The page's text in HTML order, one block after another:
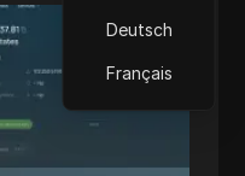
Deutsch
Français
abrangente de
para ajudá-lo a
sua
Verifique